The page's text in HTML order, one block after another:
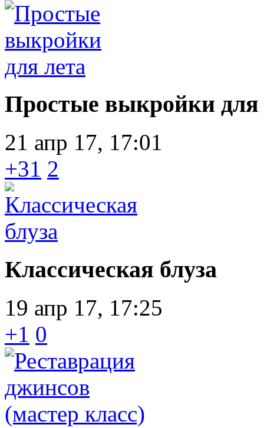
Простые выкройки для
21 апр 17, 17:01
+31 2
Классическая блуза
19 апр 17, 17:25
+1 0